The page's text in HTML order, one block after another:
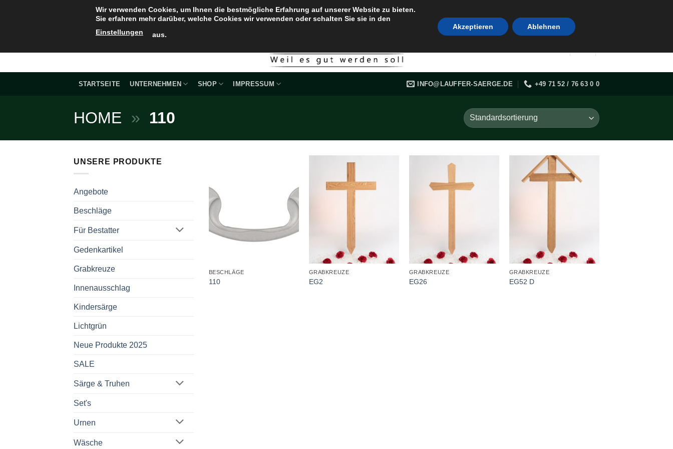
STARTSEITE UNTERNEHMEN SHOP IMPRESSUM INFO@LAUFFER-SAERGE.DE +49 71 52 / 76 63 0 0
HOME » 110
UNSERE PRODUKTE
Angebote
Beschläge
Für Bestatter
Gedenkartikel
Grabkreuze
Innenausschlag
Kindersärge
Lichtgrün
Neue Produkte 2025
SALE
Särge & Truhen
Set's
Urnen
Wäsche
BESCHLÄGE
110
GRABKREUZE
EG2
GRABKREUZE
EG26
GRABKREUZE
EG52 D
Wir verwenden Cookies, um Ihnen die bestmögliche Erfahrung auf unserer Website zu bieten.
Sie erfahren mehr darüber, welche Cookies wir verwenden oder schalten Sie sie in den
Einstellungen
aus.
Akzeptieren Ablehnen